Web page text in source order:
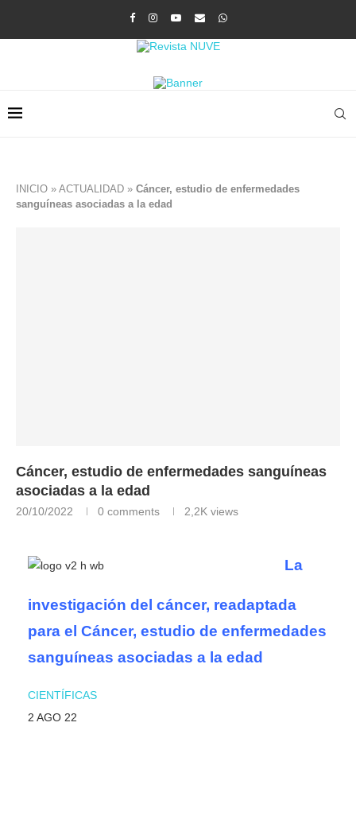
INICIO » ACTUALIDAD » Cáncer, estudio de enfermedades
sanguíneas asociadas a la edad
Cáncer, estudio de enfermedades sanguíneas
asociadas a la edad
20/10/2022 0 comments 2,2K views
La
investigación del cáncer, readaptada
para el Cáncer, estudio de enfermedades
sanguíneas asociadas a la edad
CIENTÍFICAS
2 AGO 22